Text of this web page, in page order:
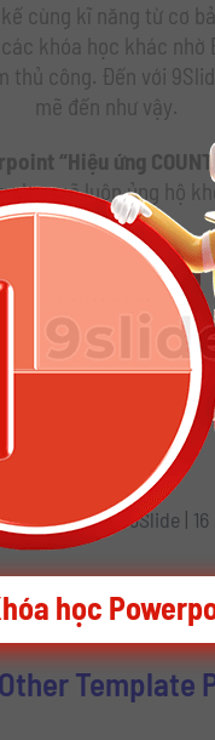
cùng kĩ năng từ cơ
khóa học khác
thủ công. Đến với
mẽ đến như vậy.
“Hiệu ứng
bạn sẽ luôn ủng hộ
Download now!
Powerpoint
Template
học